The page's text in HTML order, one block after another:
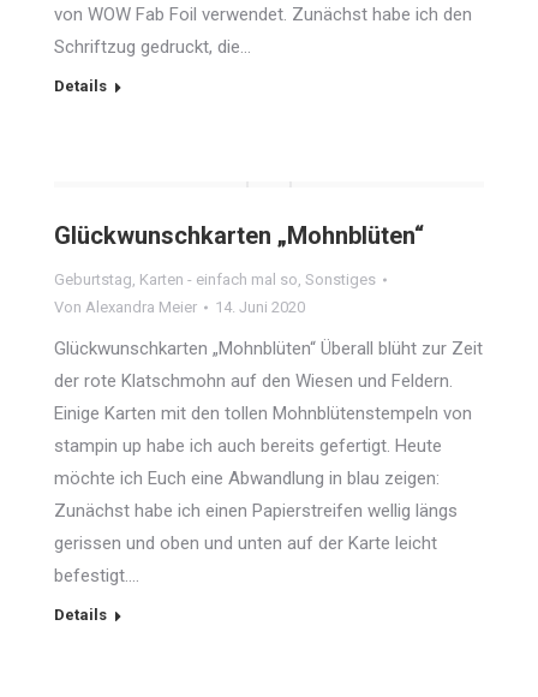
von WOW Fab Foil verwendet. Zunächst habe ich den
Schriftzug gedruckt, die…
Details
Glückwunschkarten „Mohnblüten“
Geburtstag, Karten - einfach mal so, Sonstiges
Von Alexandra Meier 14. Juni 2020
Glückwunschkarten „Mohnblüten“ Überall blüht zur Zeit
der rote Klatschmohn auf den Wiesen und Feldern.
Einige Karten mit den tollen Mohnblütenstempeln von
stampin up habe ich auch bereits gefertigt. Heute
möchte ich Euch eine Abwandlung in blau zeigen:
Zunächst habe ich einen Papierstreifen wellig längs
gerissen und oben und unten auf der Karte leicht
befestigt.…
Details